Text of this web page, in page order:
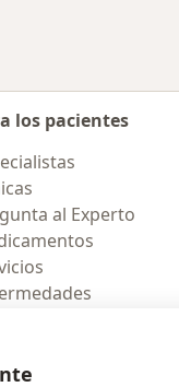
los pacientes
al Experto